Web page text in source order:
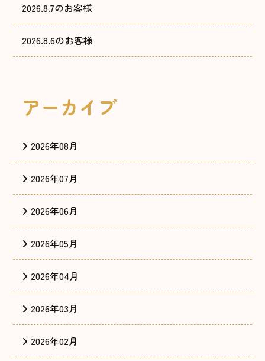
2026.8.7のお客様
2026.8.6のお客様
アーカイブ
2026年08月
2026年07月
2026年06月
2026年05月
2026年04月
2026年03月
2026年02月